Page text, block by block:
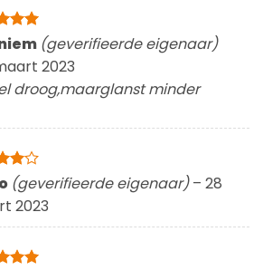
(geverifieerde eigenaar)
2023
droog,maarglanst minder
(geverifieerde eigenaar) – 28
2023